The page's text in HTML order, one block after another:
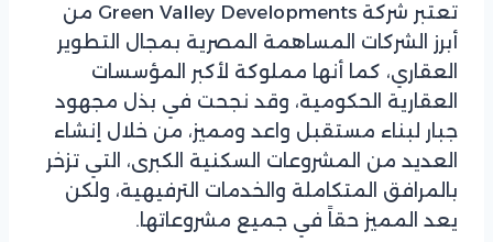
تعتبر شركة Green Valley Developments من
أبرز الشركات المساهمة المصرية بمجال التطوير
العقاري، كما أنها مملوكة لأكبر المؤسسات
العقارية الحكومية، وقد نجحت في بذل مجهود
جبار لبناء مستقبل واعد ومميز، من خلال إنشاء
العديد من المشروعات السكنية الكبرى، التي تزخر
بالمرافق المتكاملة والخدمات الترفيهية، ولكن
يعد المميز حقاً في جميع مشروعاتها.